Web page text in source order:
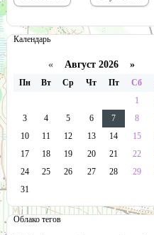
Календарь
« Август 2026 »
Пн Вт Ср Чт Пт Сб
1
3
4 5 6 7 8
10
11 12 13 14 15
17
18 19 20 21 22
24
25 26 27 28 29
31
Облако тегов